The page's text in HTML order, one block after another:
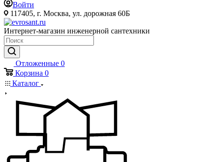
Войти
117405, г. Москва, ул. дорожная 60Б
Интернет-магазин инженерной сантехники
Отложенные 0
Корзина 0
Каталог